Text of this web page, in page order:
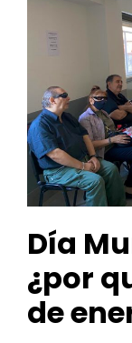
Día
¿por
de